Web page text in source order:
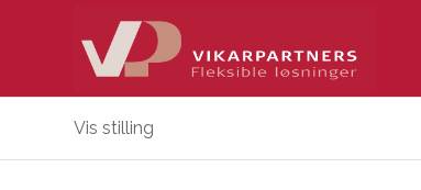
Vis stilling